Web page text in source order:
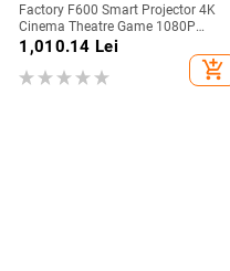
Factory F600 Smart Projector 4K
Cinema Theatre Game 1080P
Multimedia Projector Mini portabil
Home Pocket Projector
1,010.14 Lei
add_shopping_cart